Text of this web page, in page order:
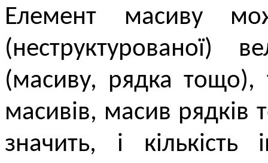
Елемент масиву
(неструктурованої)
(масиву, рядка тощо),
масивів, масив рядків
значить, і